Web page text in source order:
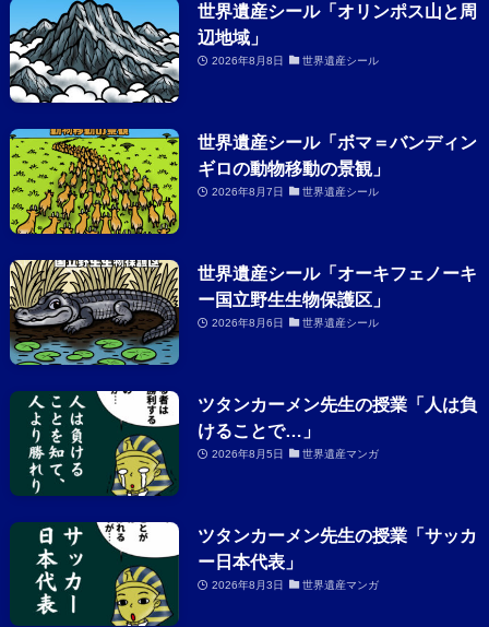
世界遺産シール「オリンポス山と周
辺地域」
2026年8月8日 世界遺産シール
世界遺産シール「ボマ＝バンディン
ギロの動物移動の景観」
2026年8月7日 世界遺産シール
世界遺産シール「オーキフェノーキ
ー国立野生生物保護区」
2026年8月6日 世界遺産シール
ツタンカーメン先生の授業「人は負
けることで…」
2026年8月5日 世界遺産マンガ
ツタンカーメン先生の授業「サッカ
ー日本代表」
2026年8月3日 世界遺産マンガ